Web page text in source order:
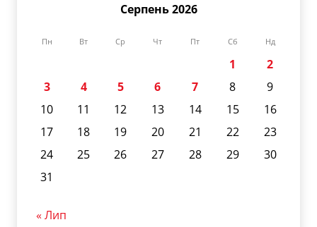
Серпень 2026
Пн Вт Ср Чт Пт Сб Нд
1
2
3
4 5 6 7 8
9
10
11 12 13 14 15
16
17
18 19 20 21 22
23
24
25 26 27 28 29
30
31
« Лип